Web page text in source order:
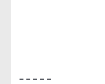
– – – – –